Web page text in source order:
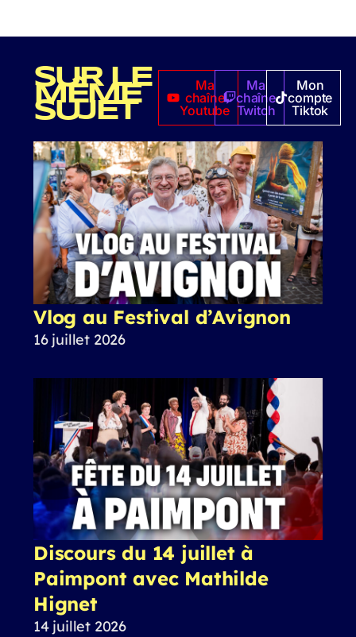
SUR LE
MÊME
SUJET
Ma
chaîne
Youtube
Ma
chaîne
Twitch
Mon
compte
Tiktok
Vlog au Festival d’Avignon
16 juillet 2026
Discours du 14 juillet à
Paimpont avec Mathilde
Hignet
14 juillet 2026